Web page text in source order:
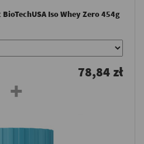
Iso Whey Zero 454g
78,84 zł